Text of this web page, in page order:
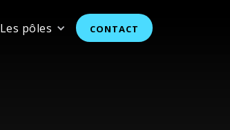
Les pôles CONTACT